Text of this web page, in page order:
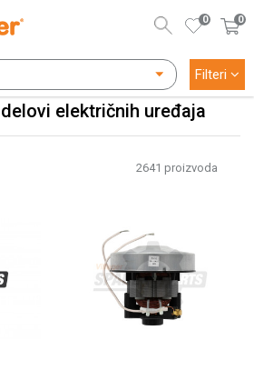
0
0
električnih uređaja
Filteri
2641 proizvoda